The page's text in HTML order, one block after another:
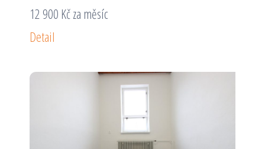
12 900 Kč za měsíc
Detail